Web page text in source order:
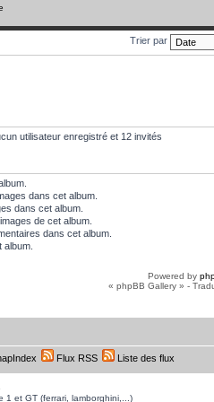
Trier par
utilisateur enregistré et 12 invités
dans cet album.
dans cet album.
de cet album.
dans cet album.
Powered by
« phpBB Gallery » -
Flux RSS Liste des flux
1 et GT (ferrari, lamborghini,...)